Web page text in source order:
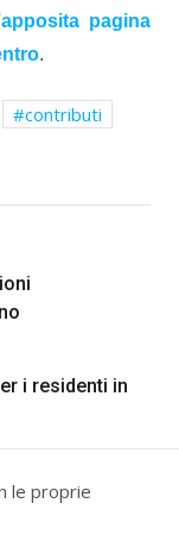
apposita pagina
.
contributi
i residenti in
le proprie